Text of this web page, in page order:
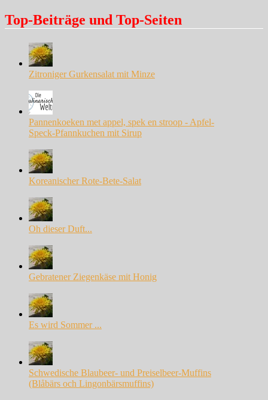
Top-Beiträge und Top-Seiten
Zitroniger Gurkensalat mit Minze
Pannenkoeken met appel, spek en stroop - Apfel-
Speck-Pfannkuchen mit Sirup
Koreanischer Rote-Bete-Salat
Oh dieser Duft...
Gebratener Ziegenkäse mit Honig
Es wird Sommer ...
Schwedische Blaubeer- und Preiselbeer-Muffins
(Blåbärs och Lingonbärsmuffins)